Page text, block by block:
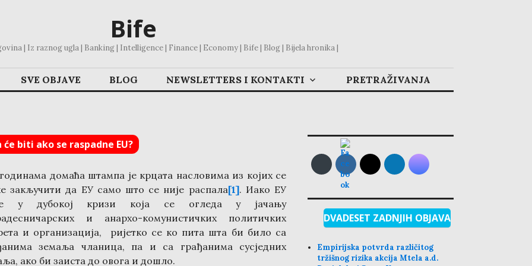
Bife
| Iz raznog ugla | Banking | Intelligence | Finance | Economy | Bife | Blog | Bijela hronika |
SVE OBJAVE BLOG NEWSLETTERS I KONTAKTI PRETRAŽIVANJA
će biti ako se raspadne EU?
домаћа штампа је крцата насловима из којих се
закључити да ЕУ само што се није распала[1]. Иако ЕУ
у дубокој кризи која се огледа у јачању
и анархо-комунистичких политичких
и организација, ријетко се ко пита шта би било са
земаља чланица, па и са грађанима сусједних
ако би заиста до овога и дошло.
DVADESET ZADNJIH OBJAVA
Empirijska potvrda različitog
tržišnog rizika akcija Mtela a.d.